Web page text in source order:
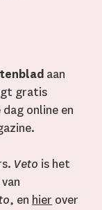
aan
gratis
online en
Veto is het
, en hier over